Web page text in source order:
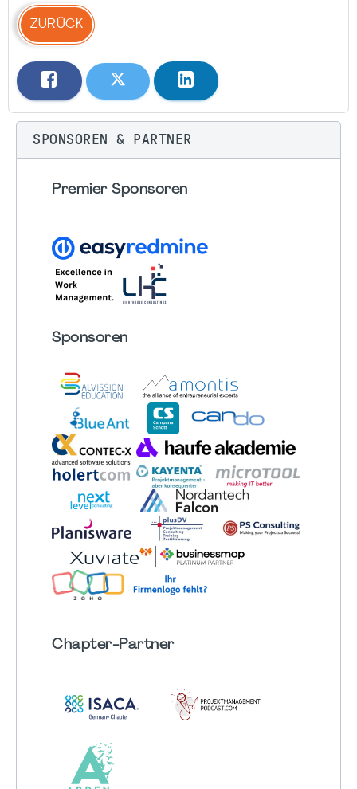
ZURÜCK
SPONSOREN & PARTNER
Premier Sponsoren
Sponsoren
Chapter-Partner